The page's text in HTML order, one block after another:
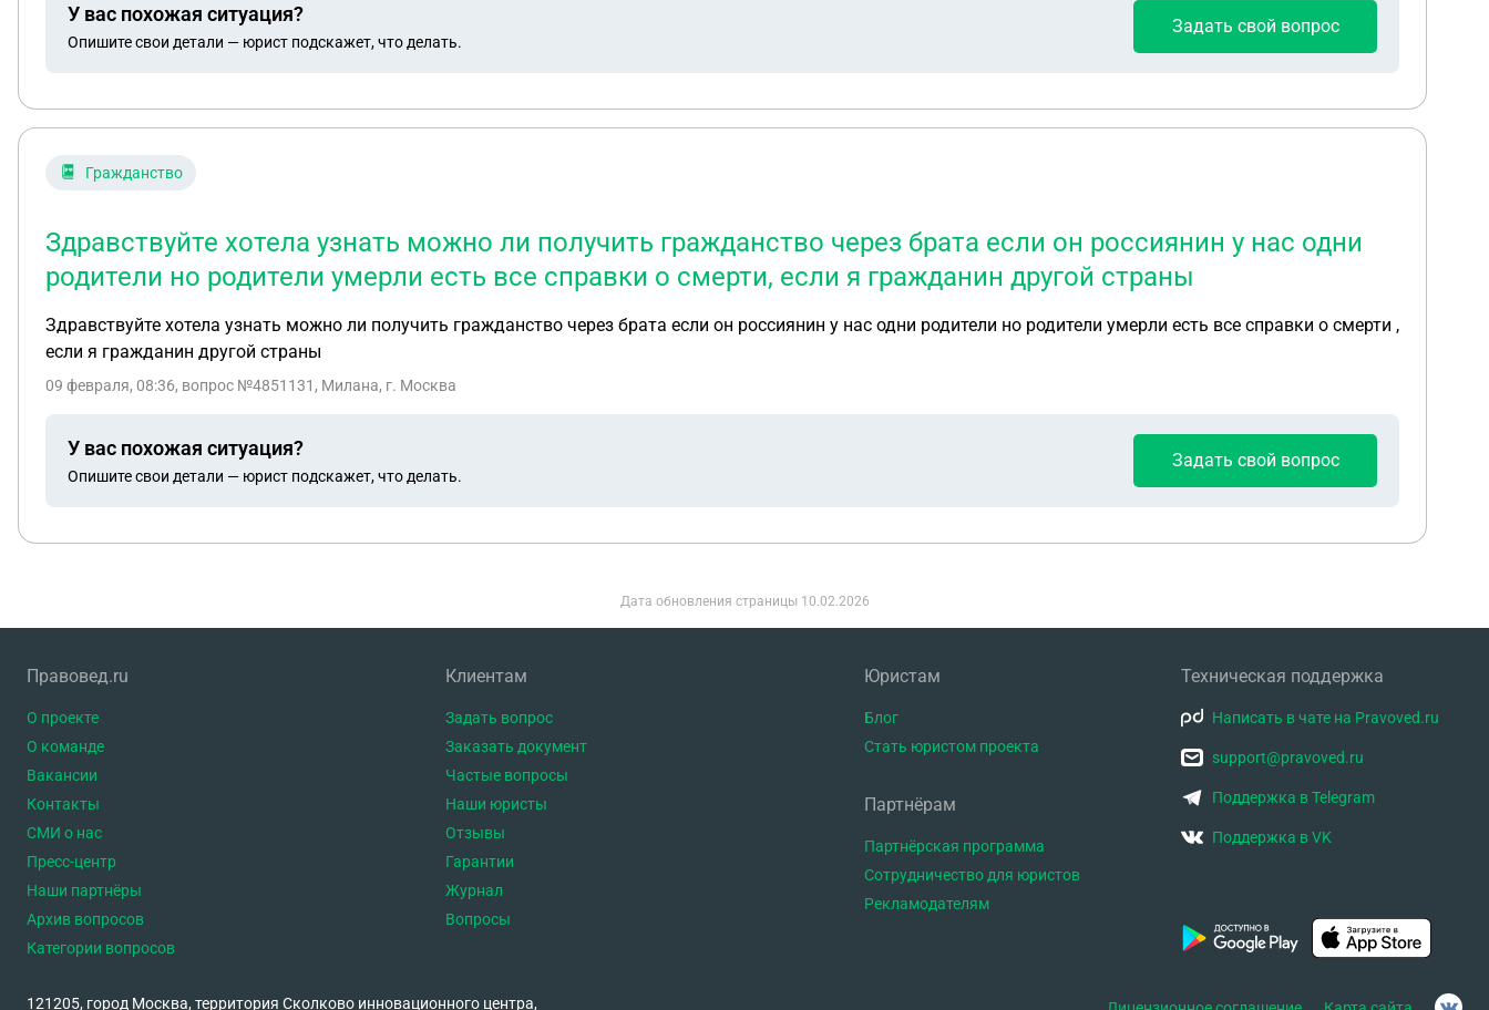
У вас похожая ситуация?
Опишите свои детали — юрист подскажет, что делать.
Задать свой вопрос
Гражданство
Здравствуйте хотела узнать можно ли получить гражданство через брата если он россиянин у нас одни
родители но родители умерли есть все справки о смерти, если я гражданин другой страны
Здравствуйте хотела узнать можно ли получить гражданство через брата если он россиянин у нас одни родители но родители умерли есть все справки о смерти ,
если я гражданин другой страны
09 февраля, 08:36, вопрос №4851131, Милана, г. Москва
У вас похожая ситуация?
Опишите свои детали — юрист подскажет, что делать.
Задать свой вопрос
Дата обновления страницы 10.02.2026
Правовед.ru
О проекте
О команде
Вакансии
Контакты
СМИ о нас
Пресс-центр
Наши партнёры
Архив вопросов
Категории вопросов
Клиентам
Задать вопрос
Заказать документ
Частые вопросы
Наши юристы
Отзывы
Гарантии
Журнал
Вопросы
Юристам
Блог
Стать юристом проекта
Партнёрам
Партнёрская программа
Сотрудничество для юристов
Рекламодателям
Техническая поддержка
Написать в чате на Pravoved.ru
support@pravoved.ru
Поддержка в Telegram
Поддержка в VK
121205, город Москва, территория Сколково инновационного центра,